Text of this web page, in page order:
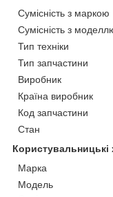
Сумісність з маркою
Сумісність з
Тип техніки
Тип запчастини
Виробник
Країна виробник
Код запчастини
Стан
Користувальницькі
Марка
Модель